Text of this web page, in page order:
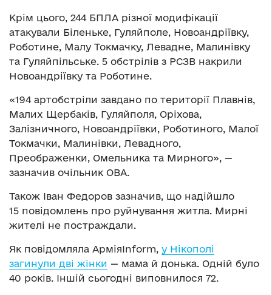
Крім цього, 244 БПЛА різної модифікації
атакували Біленьке, Гуляйполе, Новоандріївку,
Роботине, Малу Токмачку, Левадне, Малинівку
та Гуляйпільське. 5 обстрілів з РСЗВ накрили
Новоандріївку та Роботине.
«194 артобстріли завдано по території Плавнів,
Малих Щербаків, Гуляйполя, Оріхова,
Залізничного, Новоандріївки, Роботиного, Малої
Токмачки, Малинівки, Левадного,
Преображенки, Омельника та Мирного», —
зазначив очільник ОВА.
Також Іван Федоров зазначив, що надійшло
15 повідомлень про руйнування житла. Мирні
жителі не постраждали.
Як повідомляла АрміяInform, у Нікополі
загинули дві жінки — мама й донька. Одній було
40 років. Іншій сьогодні виповнилося 72.